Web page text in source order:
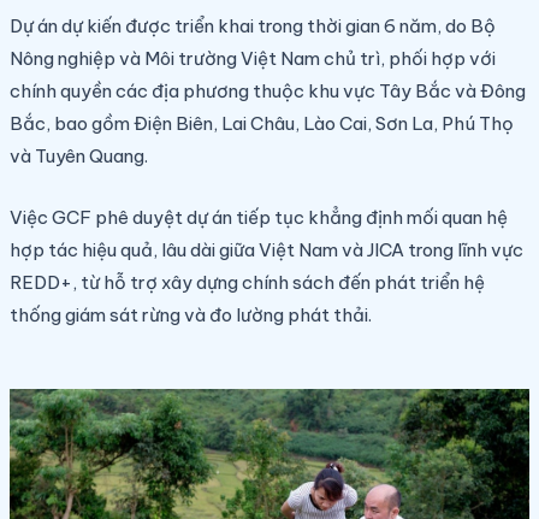
Dự án dự kiến được triển khai trong thời gian 6 năm, do Bộ
Nông nghiệp và Môi trường Việt Nam chủ trì, phối hợp với
chính quyền các địa phương thuộc khu vực Tây Bắc và Đông
Bắc, bao gồm Điện Biên, Lai Châu, Lào Cai, Sơn La, Phú Thọ
và Tuyên Quang.
Việc GCF phê duyệt dự án tiếp tục khẳng định mối quan hệ
hợp tác hiệu quả, lâu dài giữa Việt Nam và JICA trong lĩnh vực
REDD+, từ hỗ trợ xây dựng chính sách đến phát triển hệ
thống giám sát rừng và đo lường phát thải.